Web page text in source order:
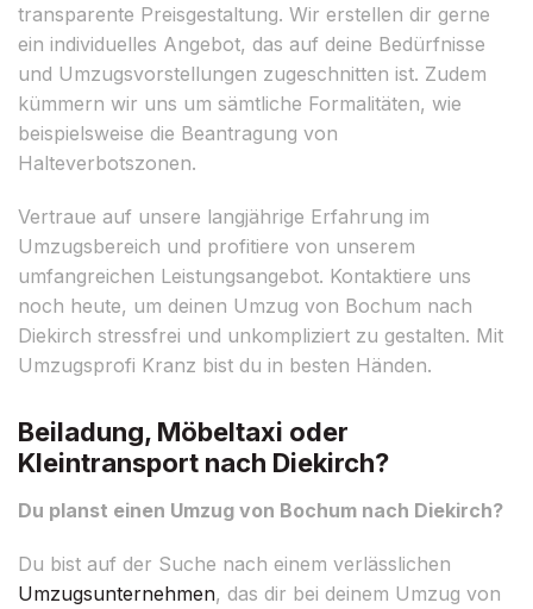
transparente Preisgestaltung. Wir erstellen dir gerne
ein individuelles Angebot, das auf deine Bedürfnisse
und Umzugsvorstellungen zugeschnitten ist. Zudem
kümmern wir uns um sämtliche Formalitäten, wie
beispielsweise die Beantragung von
Halteverbotszonen.
Vertraue auf unsere langjährige Erfahrung im
Umzugsbereich und profitiere von unserem
umfangreichen Leistungsangebot. Kontaktiere uns
noch heute, um deinen Umzug von Bochum nach
Diekirch stressfrei und unkompliziert zu gestalten. Mit
Umzugsprofi Kranz bist du in besten Händen.
Beiladung, Möbeltaxi oder
Kleintransport nach Diekirch?
Du planst einen Umzug von Bochum nach Diekirch?
Du bist auf der Suche nach einem verlässlichen
Umzugsunternehmen, das dir bei deinem Umzug von